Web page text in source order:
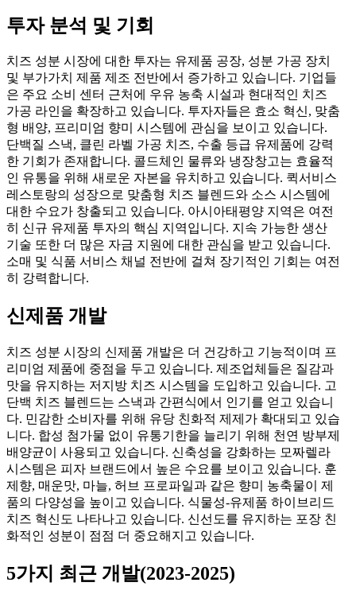
투자 분석 및 기회
치즈 성분 시장에 대한 투자는 유제품 공장, 성분 가공 장치
및 부가가치 제품 제조 전반에서 증가하고 있습니다. 기업들
은 주요 소비 센터 근처에 우유 농축 시설과 현대적인 치즈
가공 라인을 확장하고 있습니다. 투자자들은 효소 혁신, 맞춤
형 배양, 프리미엄 향미 시스템에 관심을 보이고 있습니다.
단백질 스낵, 클린 라벨 가공 치즈, 수출 등급 유제품에 강력
한 기회가 존재합니다. 콜드체인 물류와 냉장창고는 효율적
인 유통을 위해 새로운 자본을 유치하고 있습니다. 퀵서비스
레스토랑의 성장으로 맞춤형 치즈 블렌드와 소스 시스템에
대한 수요가 창출되고 있습니다. 아시아태평양 지역은 여전
히 ​​신규 유제품 투자의 핵심 지역입니다. 지속 가능한 생산
기술 또한 더 많은 자금 지원에 대한 관심을 받고 있습니다.
소매 및 식품 서비스 채널 전반에 걸쳐 장기적인 기회는 여전
히 강력합니다.
신제품 개발
치즈 성분 시장의 신제품 개발은 더 건강하고 기능적이며 프
리미엄 제품에 중점을 두고 있습니다. 제조업체들은 질감과
맛을 유지하는 저지방 치즈 시스템을 도입하고 있습니다. 고
단백 치즈 블렌드는 스낵과 간편식에서 인기를 얻고 있습니
다. 민감한 소비자를 위해 유당 친화적 제제가 확대되고 있습
니다. 합성 첨가물 없이 유통기한을 늘리기 위해 천연 방부제
배양균이 사용되고 있습니다. 신축성을 강화하는 모짜렐라
시스템은 피자 브랜드에서 높은 수요를 보이고 있습니다. 훈
제향, 매운맛, 마늘, 허브 프로파일과 같은 향미 농축물이 제
품의 다양성을 높이고 있습니다. 식물성-유제품 하이브리드
치즈 혁신도 나타나고 있습니다. 신선도를 유지하는 포장 친
화적인 성분이 점점 더 중요해지고 있습니다.
5가지 최근 개발(2023-2025)